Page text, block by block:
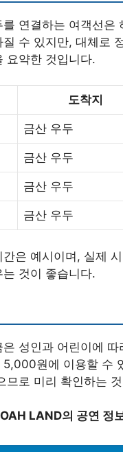
연결하는 여객선은
수 있지만, 대체로
요약한 것입니다.
도착지
금산 우두
금산 우두
금산 우두
금산 우두
은 예시이며, 실제
것이 좋습니다.
은 성인과 어린이에
5,000원에 이용할 수
므로 미리 확인하는
LAND의 공연 정